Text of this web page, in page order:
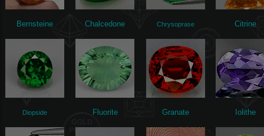
Bernsteine Chalcedone Chrysoprase Citrine
Diopside Fluorite Granate Iolithe